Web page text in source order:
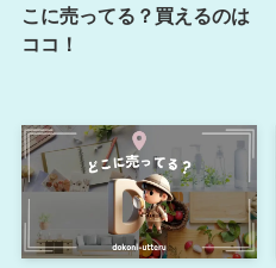
こに売ってる？買えるのは
ココ！